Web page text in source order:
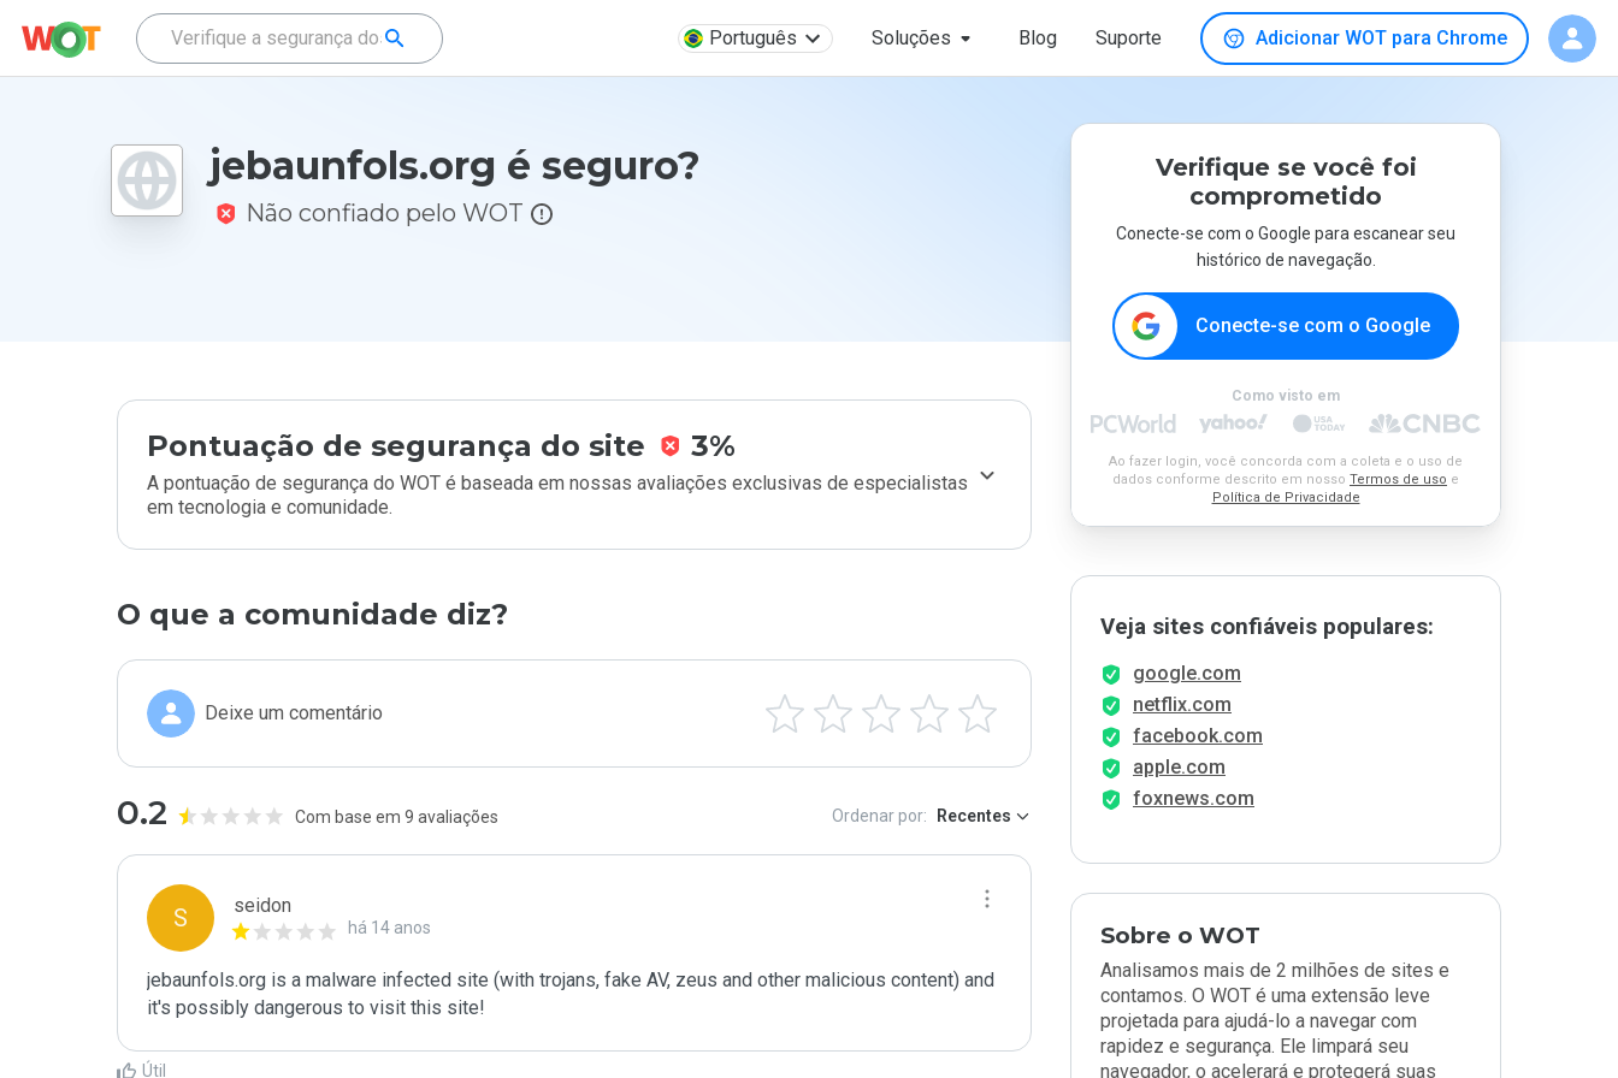
Português Soluções Blog Suporte Adicionar WOT para Chrome
jebaunfols.org é seguro?
Não confiado pelo WOT
Pontuação de segurança do site 3%
A pontuação de segurança do WOT é baseada em nossas avaliações exclusivas de especialistas
em tecnologia e comunidade.
O que a comunidade diz?
Deixe um comentário
0.2 Com base em 9 avaliações Ordenar por: Recentes
S seidon
há 14 anos
jebaunfols.org is a malware infected site (with trojans, fake AV, zeus and other malicious content) and
it's possibly dangerous to visit this site!
Útil
Verifique se você foi
comprometido
Conecte-se com o Google para escanear seu
histórico de navegação.
Conecte-se com o Google
Como visto em
Ao fazer login, você concorda com a coleta e o uso de
dados conforme descrito em nosso Termos de uso e
Política de Privacidade
Veja sites confiáveis populares:
google.com
netflix.com
facebook.com
apple.com
foxnews.com
Sobre o WOT
Analisamos mais de 2 milhões de sites e
contamos. O WOT é uma extensão leve
projetada para ajudá-lo a navegar com
rapidez e segurança. Ele limpará seu
navegador, o acelerará e protegerá suas